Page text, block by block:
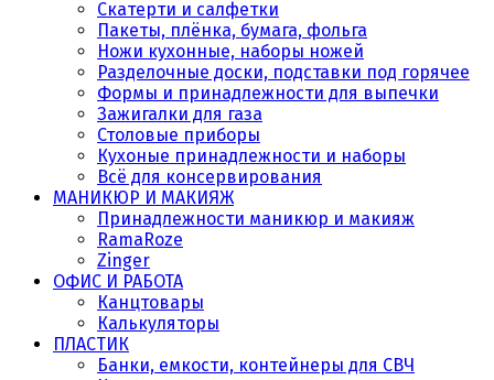
Скатерти и салфетки
Пакеты, плёнка, бумага, фольга
Ножи кухонные, наборы ножей
Разделочные доски, подставки под горячее
Формы и принадлежности для выпечки
Зажигалки для газа
Столовые приборы
Кухоные принадлежности и наборы
Всё для консервирования
МАНИКЮР И МАКИЯЖ
Принадлежности маникюр и макияж
RamaRoze
Zinger
ОФИС И РАБОТА
Канцтовары
Калькуляторы
ПЛАСТИК
Банки, емкости, контейнеры для СВЧ